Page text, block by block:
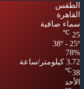
الطقس
القاهرة
سماء صافية
25
℃
38º - 25º
78%
3.72 كيلومتر/ساعة
38
℃
الأحد